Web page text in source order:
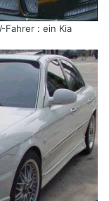
Fahrer : ein Kia